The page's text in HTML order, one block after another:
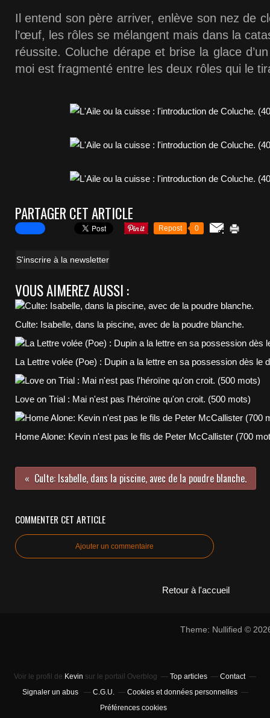
Il entend son père arriver, enlève son nez de
l’œuf, les rôles se mélangent mais dans la
réussite. Coluche dérape et brise la glace
moi est fragmenté entre les deux rôles qui le
PARTAGER CET ARTICLE
Repost 0
S'inscrire à la newsletter
VOUS AIMEREZ AUSSI :
Culte: Isabelle, dans la piscine, avec de la poudre blanche.
La Lettre volée (Poe) : Dupin a la lettre en sa possession dès le
Love on Trial : Mai n'est pas l'héroïne qu'on croit. (500 mots)
Home Alone: Kevin n'est pas le fils de Peter McCallister (700
Culte: Isabelle, dans la piscine, avec de la poudre blanche.
COMMENTER CET ARTICLE
Ajouter un commentaire
Retour à l'accueil
Theme: Nullified ©
Voir le profil de Kevin sur le portail Overblog Top articles
Contact
Signaler un abus
C.G.U.
Cookies et données personnelles
Préférences cookies